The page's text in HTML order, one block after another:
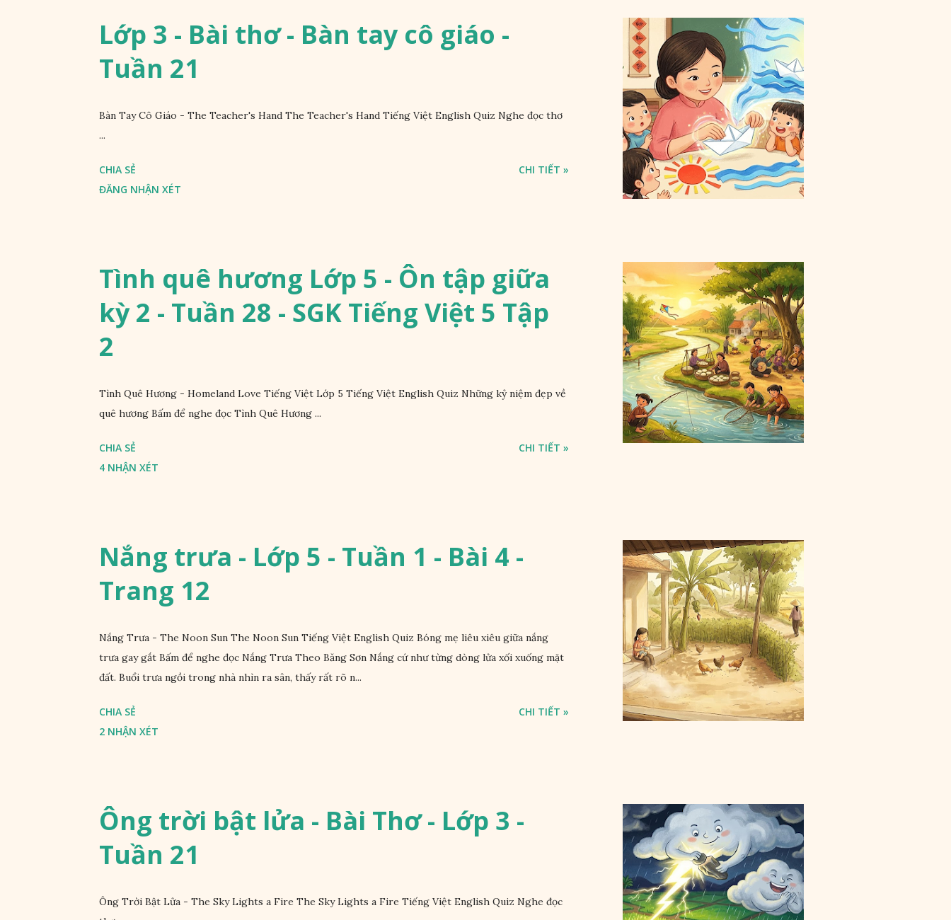
Lớp 3 - Bài thơ - Bàn tay cô giáo -
Tuần 21
Bàn Tay Cô Giáo - The Teacher's Hand The Teacher's Hand Tiếng Việt English Quiz Nghe đọc thơ
...
CHIA SẺ
ĐĂNG NHẬN XÉT
CHI TIẾT »
Tình quê hương Lớp 5 - Ôn tập giữa
kỳ 2 - Tuần 28 - SGK Tiếng Việt 5 Tập
2
Tình Quê Hương - Homeland Love Tiếng Việt Lớp 5 Tiếng Việt English Quiz Những kỷ niệm đẹp về
quê hương Bấm để nghe đọc Tình Quê Hương ...
CHIA SẺ
4 NHẬN XÉT
CHI TIẾT »
Nắng trưa - Lớp 5 - Tuần 1 - Bài 4 -
Trang 12
Nắng Trưa - The Noon Sun The Noon Sun Tiếng Việt English Quiz Bóng mẹ liêu xiêu giữa nắng
trưa gay gắt Bấm để nghe đọc Nắng Trưa Theo Băng Sơn Nắng cứ như từng dòng lửa xối xuống mặt
đất. Buổi trưa ngồi trong nhà nhìn ra sân, thấy rất rõ n...
CHIA SẺ
2 NHẬN XÉT
CHI TIẾT »
Ông trời bật lửa - Bài Thơ - Lớp 3 -
Tuần 21
Ông Trời Bật Lửa - The Sky Lights a Fire The Sky Lights a Fire Tiếng Việt English Quiz Nghe đọc